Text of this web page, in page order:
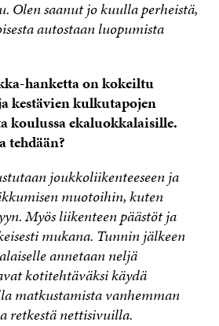
Olen saanut jo kuulla perheistä,
autostaan luopumista
hanketta on kokeiltu
kestävien kulkutapojen
koulussa ekaluokkalaisille.
joukkoliikenteeseen ja
muotoihin, kuten
Myös liikenteen päästöt ja
mukana. Tunnin jälkeen
annetaan neljä
kotitehtäväksi käydä
matkustamista vanhemman
retkestä nettisivuilla.